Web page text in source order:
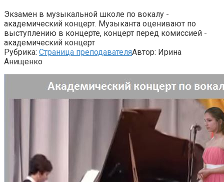
Экзамен в музыкальной школе по вокалу -
академический концерт. Музыканта оценивают по
выступлению в концерте, концерт перед комиссией -
академический концерт
Рубрика: Страница преподавателяАвтор: Ирина
Анищенко